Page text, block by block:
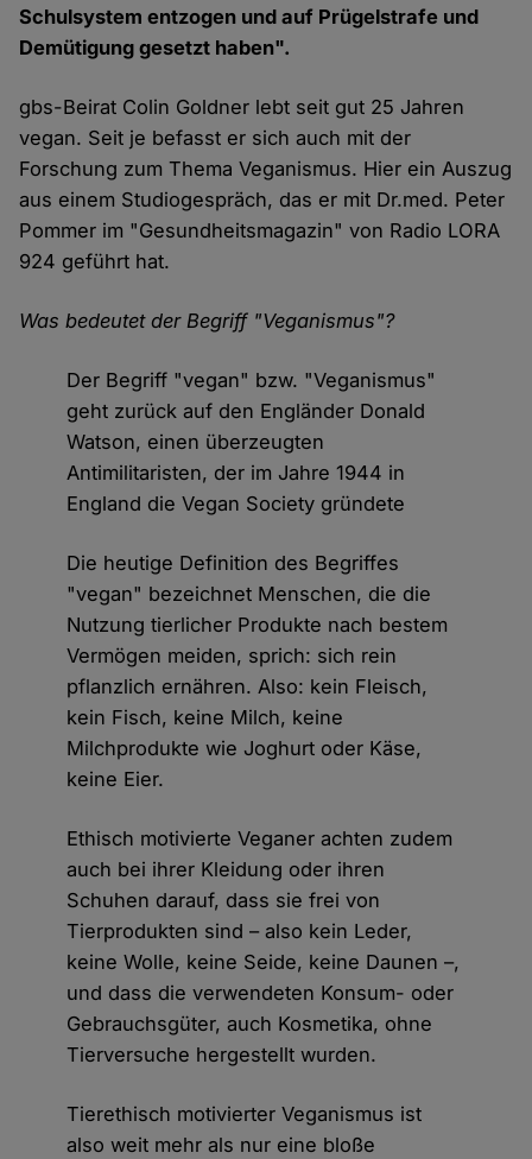
Schulsystem entzogen und auf Prügelstrafe und
Demütigung gesetzt haben".
gbs-Beirat Colin Goldner lebt seit gut 25 Jahren
vegan. Seit je befasst er sich auch mit der
Forschung zum Thema Veganismus. Hier ein Auszug
aus einem Studiogespräch, das er mit Dr.med. Peter
Pommer im "Gesundheitsmagazin" von Radio LORA
924 geführt hat.
Was bedeutet der Begriff "Veganismus"?
Der Begriff "vegan" bzw. "Veganismus"
geht zurück auf den Engländer Donald
Watson, einen überzeugten
Antimilitaristen, der im Jahre 1944 in
England die Vegan Society gründete
Die heutige Definition des Begriffes
"vegan" bezeichnet Menschen, die die
Nutzung tierlicher Produkte nach bestem
Vermögen meiden, sprich: sich rein
pflanzlich ernähren. Also: kein Fleisch,
kein Fisch, keine Milch, keine
Milchprodukte wie Joghurt oder Käse,
keine Eier.
Ethisch motivierte Veganer achten zudem
auch bei ihrer Kleidung oder ihren
Schuhen darauf, dass sie frei von
Tierprodukten sind – also kein Leder,
keine Wolle, keine Seide, keine Daunen –,
und dass die verwendeten Konsum- oder
Gebrauchsgüter, auch Kosmetika, ohne
Tierversuche hergestellt wurden.
Tierethisch motivierter Veganismus ist
also weit mehr als nur eine bloße